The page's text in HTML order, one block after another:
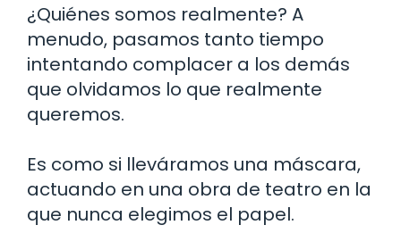
¿Quiénes somos realmente? A
menudo, pasamos tanto tiempo
intentando complacer a los demás
que olvidamos lo que realmente
queremos.
Es como si lleváramos una máscara,
actuando en una obra de teatro en la
que nunca elegimos el papel.